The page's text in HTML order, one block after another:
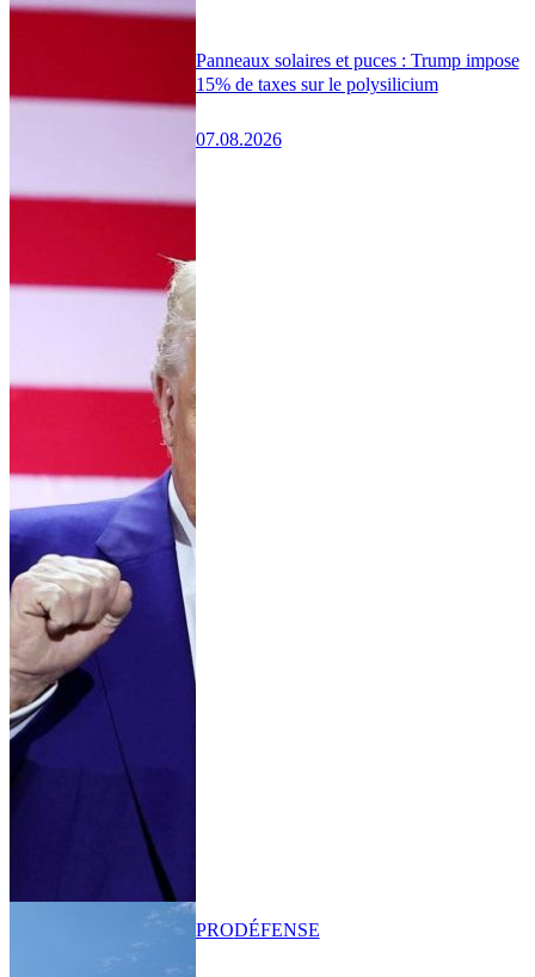
Panneaux solaires et puces : Trump impose
15% de taxes sur le polysilicium
07.08.2026
PRODÉFENSE